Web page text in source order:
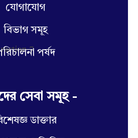
যোগাযোগ
বিভাগ সমূহ
পর্ষদ
সেবা সমূহ -
ডাক্তার